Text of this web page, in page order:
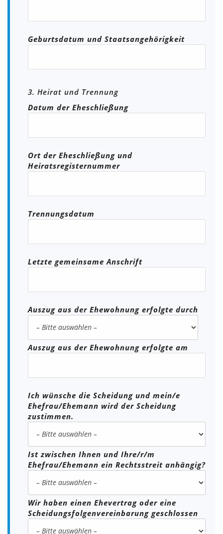
Geburtsdatum und Staatsangehörigkeit
3. Heirat und Trennung
Datum der Eheschließung
Ort der Eheschließung und
Heiratsregisternummer
Trennungsdatum
Letzte gemeinsame Anschrift
Auszug aus der Ehewohnung erfolgte durch
Auszug aus der Ehewohnung erfolgte am
Ich wünsche die Scheidung und mein/e
Ehefrau/Ehemann wird der Scheidung
zustimmen.
Ist zwischen Ihnen und Ihre/r/m
Ehefrau/Ehemann ein Rechtsstreit anhängig?
Wir haben einen Ehevertrag oder eine
Scheidungsfolgenvereinbarung geschlossen